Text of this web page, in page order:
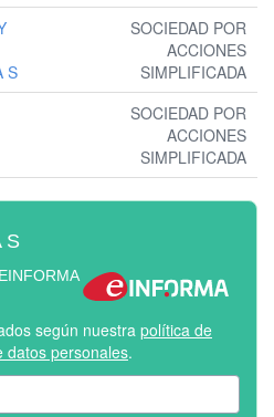
S
SOCIEDAD POR
ACCIONES
SIMPLIFICADA
SOCIEDAD POR
ACCIONES
SIMPLIFICADA
S
según nuestra política de
datos personales.